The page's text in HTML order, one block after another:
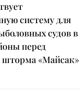
систему для
судов в
перед
«Майсак»